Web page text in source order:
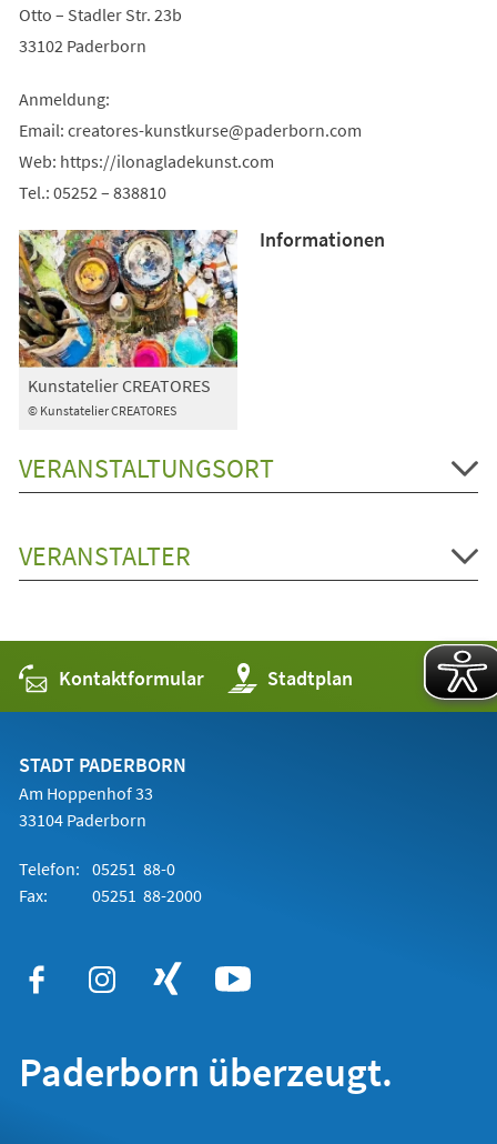
Otto – Stadler Str. 23b
33102 Paderborn
Anmeldung:
Email: creatores-kunstkurse paderborn com
Web: https://ilonagladekunst.com
Tel.: 05252 – 838810
© Kunstatelier CREATORES
Kunstatelier CREATORES
Informationen
VERANSTALTUNGSORT
VERANSTALTER
Kontaktformular Stadtplan
(Öffnet
in
einem
STADT PADERBORN
Am Hoppenhof 33
33104 Paderborn
Telefon: 05251 88-0
Fax:
05251 88-2000
Paderborn überzeugt.